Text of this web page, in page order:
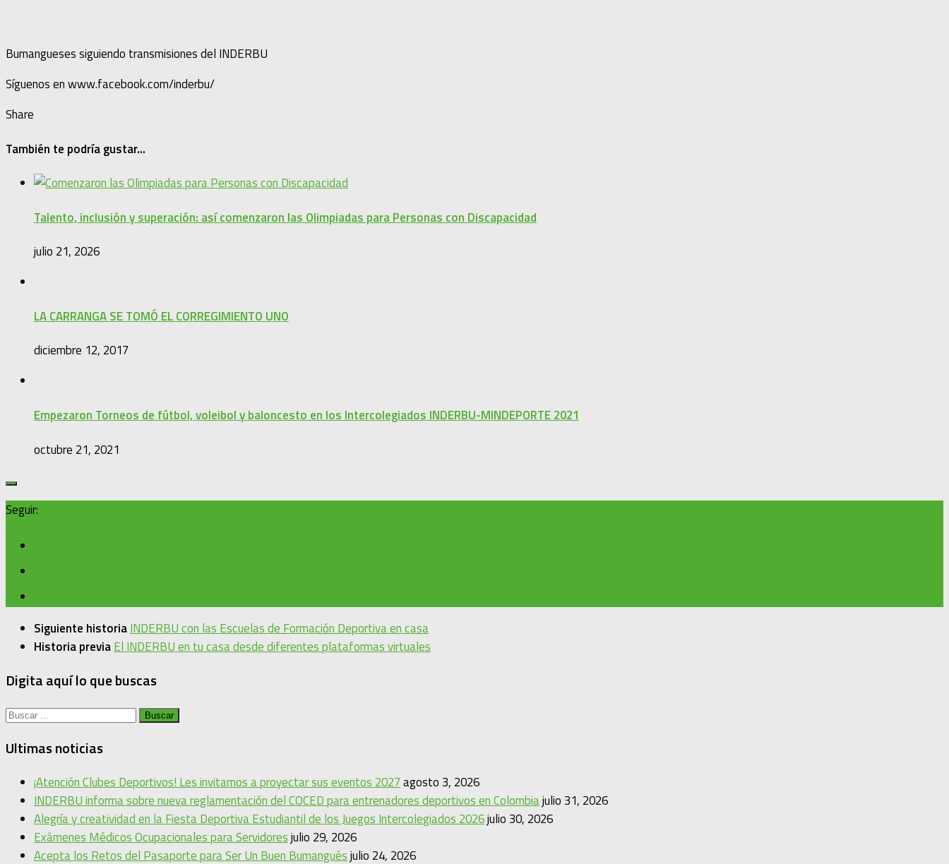
Bumangueses siguiendo transmisiones del INDERBU
Síguenos en www.facebook.com/inderbu/
Share
También te podría gustar...
Talento, inclusión y superación: así comenzaron las Olimpiadas para Personas con Discapacidad
julio 21, 2026
LA CARRANGA SE TOMÓ EL CORREGIMIENTO UNO
diciembre 12, 2017
Empezaron Torneos de fútbol, voleibol y baloncesto en los Intercolegiados INDERBU-MINDEPORTE 2021
octubre 21, 2021
Seguir:
Siguiente historiaINDERBU con las Escuelas de Formación Deportiva en casa
Historia previaEl INDERBU en tu casa desde diferentes plataformas virtuales
Digita aquí lo que buscas
Buscar:
Ultimas noticias
¡Atención Clubes Deportivos! Les invitamos a proyectar sus eventos 2027agosto 3, 2026
INDERBU informa sobre nueva reglamentación del COCED para entrenadores deportivos en Colombiajulio 31, 2026
Alegría y creatividad en la Fiesta Deportiva Estudiantil de los Juegos Intercolegiados 2026julio 30, 2026
Exámenes Médicos Ocupacionales para Servidoresjulio 29, 2026
Acepta los Retos del Pasaporte para Ser Un Buen Bumanguésjulio 24, 2026